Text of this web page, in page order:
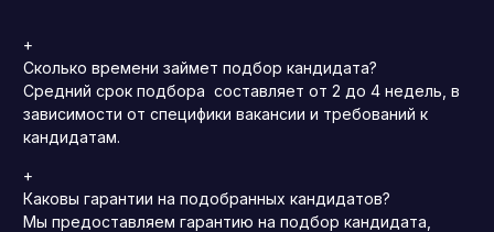
+
Сколько времени займет подбор кандидата?
Средний срок подбора составляет от 2 до 4 недель, в
зависимости от специфики вакансии и требований к
кандидатам.
+
Каковы гарантии на подобранных кандидатов?
Мы предоставляем гарантию на подбор кандидата,